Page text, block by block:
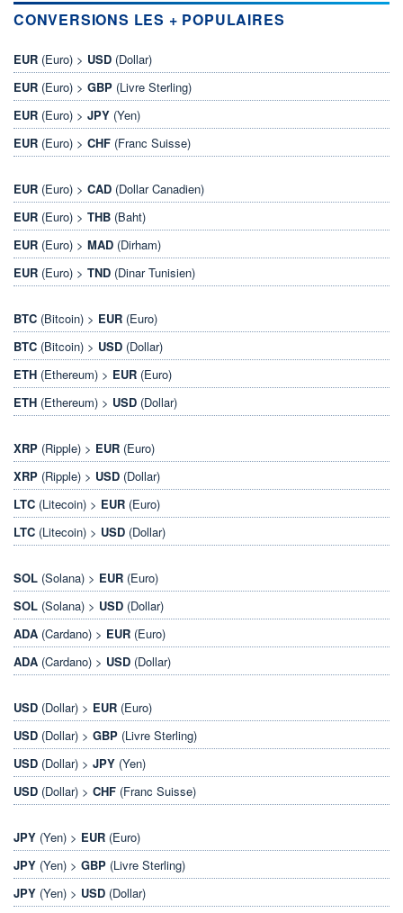
CONVERSIONS LES + POPULAIRES
EUR (Euro) > USD (Dollar)
EUR (Euro) > GBP (Livre Sterling)
EUR (Euro) > JPY (Yen)
EUR (Euro) > CHF (Franc Suisse)
EUR (Euro) > CAD (Dollar Canadien)
EUR (Euro) > THB (Baht)
EUR (Euro) > MAD (Dirham)
EUR (Euro) > TND (Dinar Tunisien)
BTC (Bitcoin) > EUR (Euro)
BTC (Bitcoin) > USD (Dollar)
ETH (Ethereum) > EUR (Euro)
ETH (Ethereum) > USD (Dollar)
XRP (Ripple) > EUR (Euro)
XRP (Ripple) > USD (Dollar)
LTC (Litecoin) > EUR (Euro)
LTC (Litecoin) > USD (Dollar)
SOL (Solana) > EUR (Euro)
SOL (Solana) > USD (Dollar)
ADA (Cardano) > EUR (Euro)
ADA (Cardano) > USD (Dollar)
USD (Dollar) > EUR (Euro)
USD (Dollar) > GBP (Livre Sterling)
USD (Dollar) > JPY (Yen)
USD (Dollar) > CHF (Franc Suisse)
JPY (Yen) > EUR (Euro)
JPY (Yen) > GBP (Livre Sterling)
JPY (Yen) > USD (Dollar)